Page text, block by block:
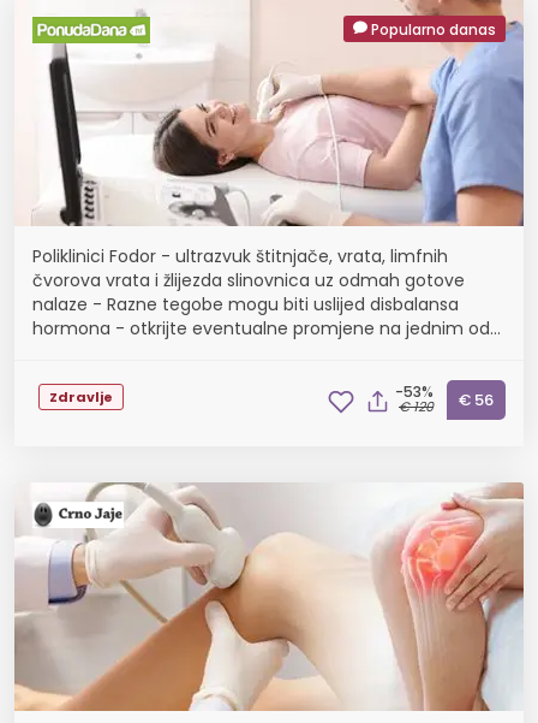
Popularno danas
Poliklinici Fodor - ultrazvuk štitnjače, vrata, limfnih
čvorova vrata i žlijezda slinovnica uz odmah gotove
nalaze - Razne tegobe mogu biti uslijed disbalansa
hormona - otkrijte eventualne promjene na jednim od
Zdravlje -53%
€ 120 € 56